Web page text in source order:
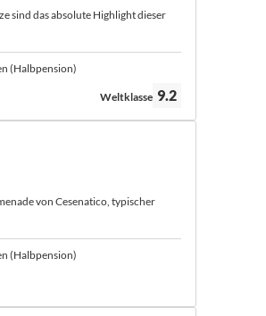
sind das absolute Highlight dieser
(Halbpension)
Bewertung:
Weltklasse 9.2
von Cesenatico, typischer
(Halbpension)